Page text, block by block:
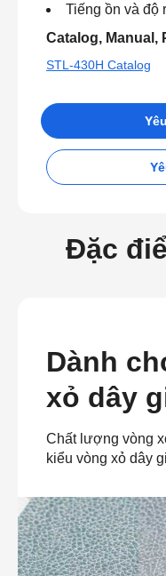
Tiếng ồn và độ
Catalog, Manual,
STL-430H Catalog
Đặc
Dành
xỏ dây
Chất lượng vòng
kiểu vòng xỏ dây